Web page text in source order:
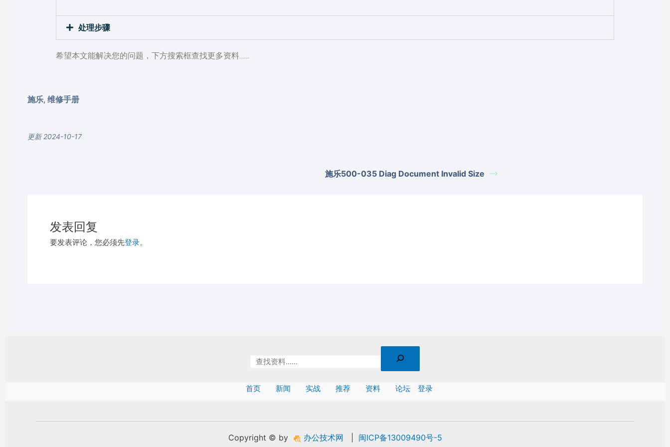
处理步骤
希望本文能解决您的问题，下方搜索框查找更多资料……
施乐, 维修手册
更新 2024-10-17
施乐500-035 Diag Document Invalid Size
发表回复
要发表评论，您必须先登录。
首页 新闻 实战 推荐 资料 论坛 登录
Copyright © by 办公技术网 闽ICP备13009490号-5